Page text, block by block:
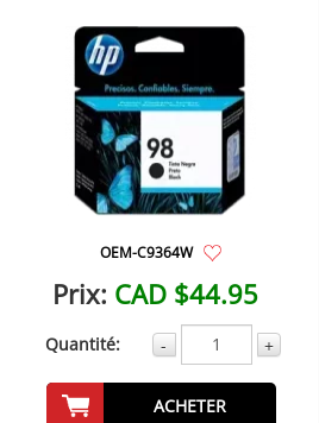
OEM-C9364W
Prix: CAD $44.95
Quantité: - +
ACHETER